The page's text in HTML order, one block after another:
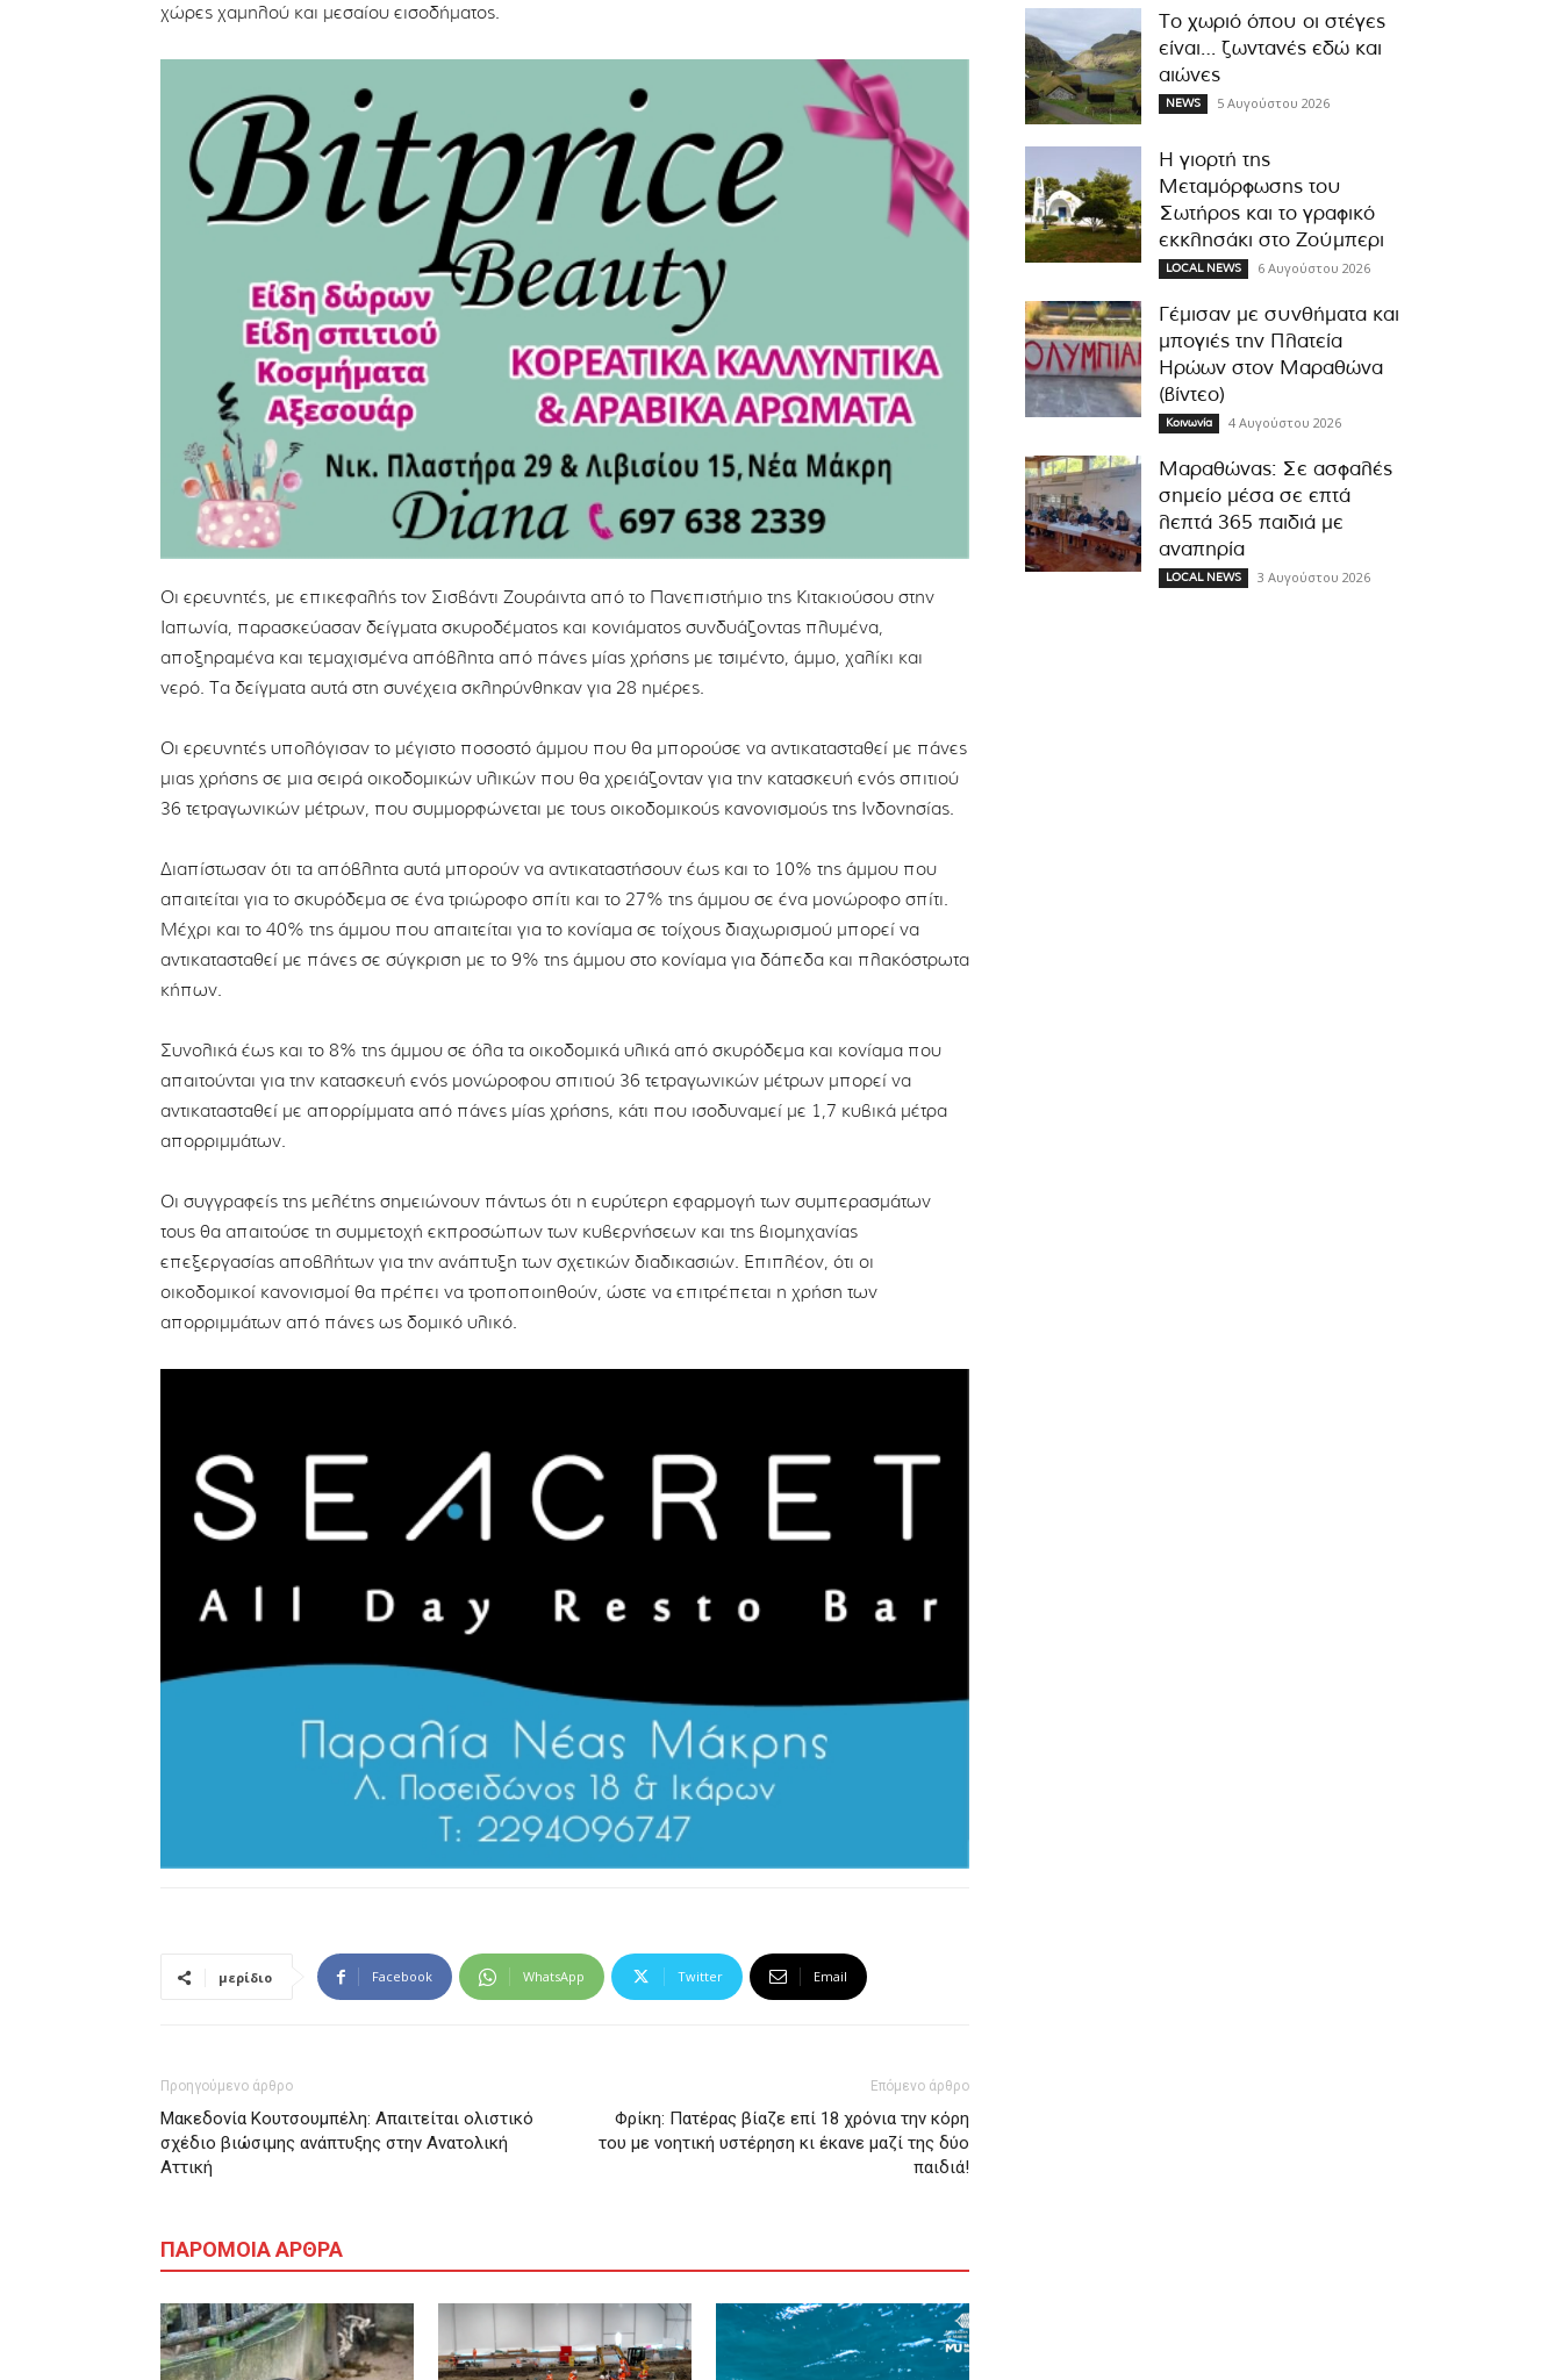
χώρες χαμηλού και μεσαίου εισοδήματος.
Οι ερευνητές, με επικεφαλής τον Σισβάντι Ζουράιντα από το Πανεπιστήμιο της Κιτακιούσου στην
Ιαπωνία, παρασκεύασαν δείγματα σκυροδέματος και κονιάματος συνδυάζοντας πλυμένα,
αποξηραμένα και τεμαχισμένα απόβλητα από πάνες μίας χρήσης με τσιμέντο, άμμο, χαλίκι και
νερό. Τα δείγματα αυτά στη συνέχεια σκληρύνθηκαν για 28 ημέρες.
Οι ερευνητές υπολόγισαν το μέγιστο ποσοστό άμμου που θα μπορούσε να αντικατασταθεί με πάνες
μιας χρήσης σε μια σειρά οικοδομικών υλικών που θα χρειάζονταν για την κατασκευή ενός σπιτιού
36 τετραγωνικών μέτρων, που συμμορφώνεται με τους οικοδομικούς κανονισμούς της Ινδονησίας.
Διαπίστωσαν ότι τα απόβλητα αυτά μπορούν να αντικαταστήσουν έως και το 10% της άμμου που
απαιτείται για το σκυρόδεμα σε ένα τριώροφο σπίτι και το 27% της άμμου σε ένα μονώροφο σπίτι.
Μέχρι και το 40% της άμμου που απαιτείται για το κονίαμα σε τοίχους διαχωρισμού μπορεί να
αντικατασταθεί με πάνες σε σύγκριση με το 9% της άμμου στο κονίαμα για δάπεδα και πλακόστρωτα
κήπων.
Συνολικά έως και το 8% της άμμου σε όλα τα οικοδομικά υλικά από σκυρόδεμα και κονίαμα που
απαιτούνται για την κατασκευή ενός μονώροφου σπιτιού 36 τετραγωνικών μέτρων μπορεί να
αντικατασταθεί με απορρίμματα από πάνες μίας χρήσης, κάτι που ισοδυναμεί με 1,7 κυβικά μέτρα
απορριμμάτων.
Οι συγγραφείς της μελέτης σημειώνουν πάντως ότι η ευρύτερη εφαρμογή των συμπερασμάτων
τους θα απαιτούσε τη συμμετοχή εκπροσώπων των κυβερνήσεων και της βιομηχανίας
επεξεργασίας αποβλήτων για την ανάπτυξη των σχετικών διαδικασιών. Επιπλέον, ότι οι
οικοδομικοί κανονισμοί θα πρέπει να τροποποιηθούν, ώστε να επιτρέπεται η χρήση των
απορριμμάτων από πάνες ως δομικό υλικό.
μερίδιο Facebook WhatsApp Twitter Email
Προηγούμενο άρθρο
Μακεδονία Κουτσουμπέλη: Απαιτείται ολιστικό
σχέδιο βιώσιμης ανάπτυξης στην Ανατολική
Αττική
Επόμενο άρθρο
Φρίκη: Πατέρας βίαζε επί 18 χρόνια την κόρη
του με νοητική υστέρηση κι έκανε μαζί της δύο
παιδιά!
ΠΑΡΟΜΟΙΑ ΑΡΘΡΑ
Το χωριό όπου οι στέγες
είναι… ζωντανές εδώ και
αιώνες
NEWS 5 Αυγούστου 2026
Η γιορτή της
Μεταμόρφωσης του
Σωτήρος και το γραφικό
εκκλησάκι στο Ζούμπερι
LOCAL NEWS 6 Αυγούστου 2026
Γέμισαν με συνθήματα και
μπογιές την Πλατεία
Ηρώων στον Μαραθώνα
(βίντεο)
Κοινωνία 4 Αυγούστου 2026
Μαραθώνας: Σε ασφαλές
σημείο μέσα σε επτά
λεπτά 365 παιδιά με
αναπηρία
LOCAL NEWS 3 Αυγούστου 2026